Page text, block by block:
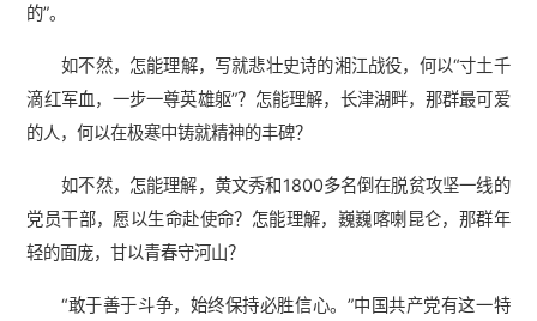
的”。
如不然，怎能理解，写就悲壮史诗的湘江战役，何以“寸土千
滴红军血，一步一尊英雄躯”？怎能理解，长津湖畔，那群最可爱
的人，何以在极寒中铸就精神的丰碑？
如不然，怎能理解，黄文秀和1800多名倒在脱贫攻坚一线的
党员干部，愿以生命赴使命？怎能理解，巍巍喀喇昆仑，那群年
轻的面庞，甘以青春守河山？
“敢于善于斗争，始终保持必胜信心。”中国共产党有这一特